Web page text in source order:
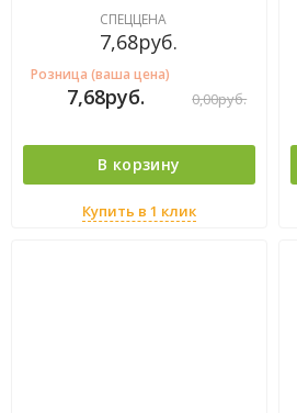
СПЕЦЦЕНА
7,68руб.
Розница (ваша цена)
7,68руб. 0,00руб.
В корзину
Купить в 1 клик